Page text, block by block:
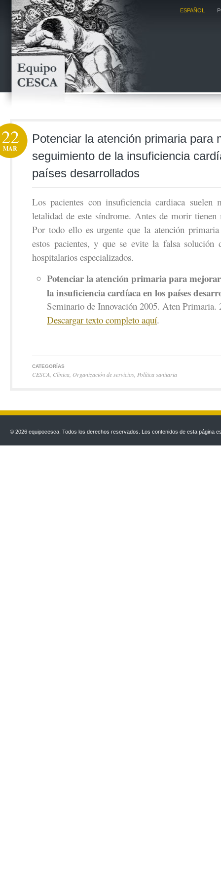
ESPAÑOL
Potenciar la atención primaria para
seguimiento de la insuficiencia
países desarrollados
22
MAR
Los pacientes con insuficiencia cardiaca suelen
letalidad de este síndrome. Antes de morir
Por todo ello es urgente que la atención
estos pacientes, y que se evite la falsa solución
hospitalarios especializados.
Potenciar la atención primaria para
la insuficiencia cardíaca en los países
Seminario de Innovación 2005. Aten Primaria.
Descargar texto completo aquí.
CATEGORÍAS
CESCA Clínica Organización de servicios Política sanitaria
© 2026 equipocesca. Todos los derechos reservados. Los contenidos de esta página